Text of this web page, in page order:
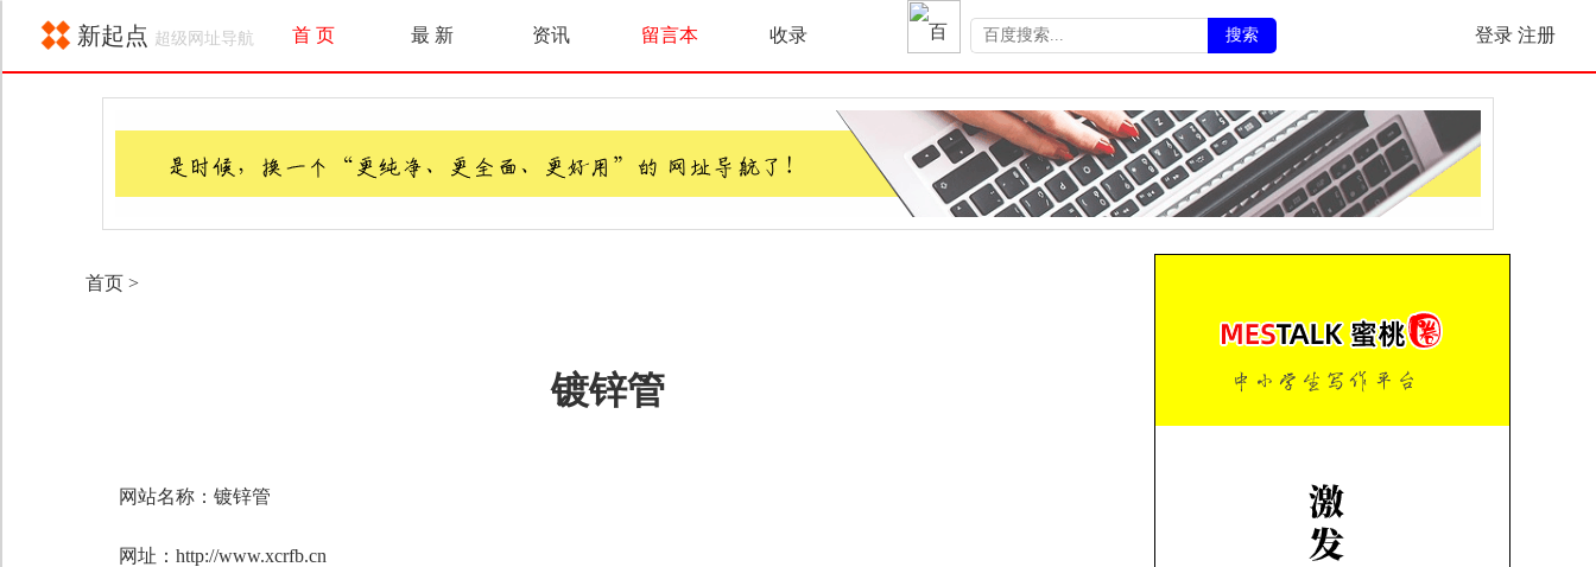
新起点 超级网址导航 首 页 最 新 资讯 留言本 收录 搜索 登录 注册
首页 >
镀锌管
网站名称：镀锌管
网址：http://www.xcrfb.cn